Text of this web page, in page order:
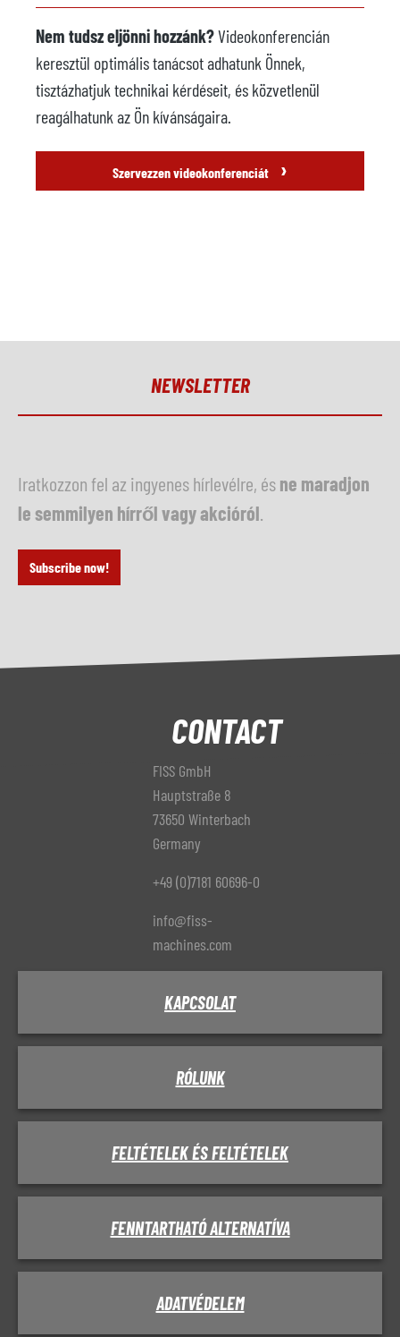
Nem tudsz eljönni hozzánk?Videokonferencián
keresztül optimális tanácsot adhatunk Önnek,
tisztázhatjuk technikai kérdéseit, és közvetlenül
reagálhatunk az Ön kívánságaira.
Szervezzen videokonferenciát ›
NEWSLETTER
Iratkozzon fel az ingyenes hírlevélre, ésne maradjon
le semmilyen hírről vagy akcióról
Subscribe now!
CONTACT
FISS GmbH
Hauptstraße 8
73650 Winterbach
Germany
+49 (0)7181 60696-0
info@fiss-
machines.com
KAPCSOLAT
RÓLUNK
FELTÉTELEK ÉS FELTÉTELEK
FENNTARTHATÓ ALTERNATÍVA
ADATVÉDELEM